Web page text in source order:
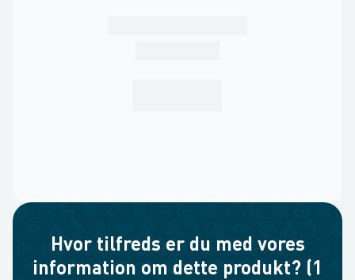
Hvor tilfreds er du med vores
information om dette produkt? (1